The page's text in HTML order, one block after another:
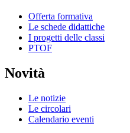
Offerta formativa
Le schede didattiche
I progetti delle classi
PTOF
Novità
Le notizie
Le circolari
Calendario eventi